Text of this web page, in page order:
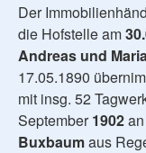
Der
die Hofstelle am
Andreas und
17.05.1890
mit insg. 52
September1902
Buxbaumaus